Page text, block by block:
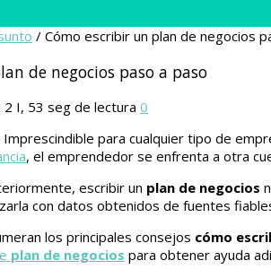
/ Cómo escribir un plan de negocios
de negocios paso a paso
2 I, 53 seg de lectura 0
Imprescindible para cualquier tipo de
, el emprendedor se enfrenta a otra
escribir un plan de negocios
con datos obtenidos de fuentes
los principales consejos cómo
plan de negocios para obtener ayuda